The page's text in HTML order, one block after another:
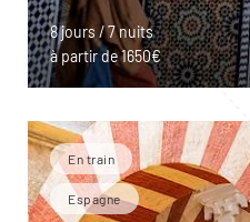
8 jours / 7 nuits
à partir de 1650€
En train
Espagne